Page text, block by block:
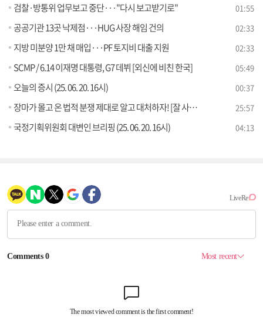
검찰·방통위 업무보고 중단···"다시 보고받기로" 01:55
공공기관 13곳 낙제점···HUG 사장 해임 건의 02:33
지방 미분양 1만 채 매입···PF 토지비 대출 지원 02:33
SCMP / 6.14 이재명 대통령, G7 데뷔 [외신에 비친 한국] 05:49
오늘의 증시 (25. 06. 20. 16시) 00:37
장마가 몰고 온 법적 분쟁 제대로 알고 대처하자! [잘 사는 법] 25:57
국정기획위원회 대변인 브리핑 (25. 06. 20. 16시) 04:13